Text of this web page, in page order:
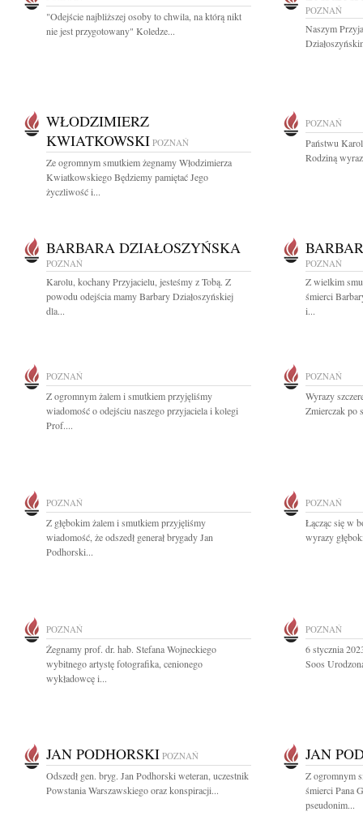
"Odejście najbliższej osoby to chwila, na którą nikt
nie jest przygotowany" Koledze...
POZNAŃ
Naszym
WŁODZIMIERZ
KWIATKOWSKI POZNAŃ
Ze ogromnym smutkiem żegnamy Włodzimierza
Kwiatkowskiego Będziemy pamiętać Jego
życzliwość i...
POZNAŃ
Państwu
Rodziną
BARBARA DZIAŁOSZYŃSKA
POZNAŃ
Karolu, kochany Przyjacielu, jesteśmy z Tobą. Z
powodu odejścia mamy Barbary Działoszyńskiej
dla...
POZNAŃ
Z wielkim
śmierci
i...
POZNAŃ
Z ogromnym żalem i smutkiem przyjęliśmy
wiadomość o odejściu naszego przyjaciela i kolegi
Prof....
POZNAŃ
Wyrazy
Zmierczak po
POZNAŃ
Z głębokim żalem i smutkiem przyjęliśmy
wiadomość, że odszedł generał brygady Jan
Podhorski...
POZNAŃ
Łącząc się w
wyrazy
POZNAŃ
Żegnamy prof. dr. hab. Stefana Wojneckiego
wybitnego artystę fotografika, cenionego
wykładowcę i...
POZNAŃ
6 stycznia
Soos
JAN PODHORSKI POZNAŃ
Odszedł gen. bryg. Jan Podhorski weteran, uczestnik
Powstania Warszawskiego oraz konspiracji...
JAN
Z ogromnym
śmierci Pana
pseudonim...